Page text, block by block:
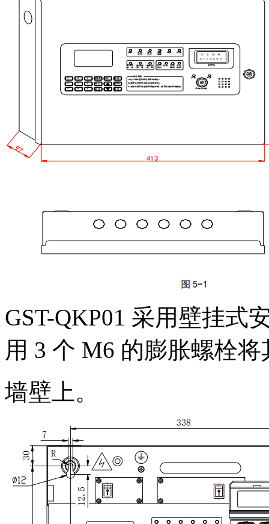
GST-QKP01 采用壁挂式
用 3 个 M6 的膨胀螺栓
墙壁上。